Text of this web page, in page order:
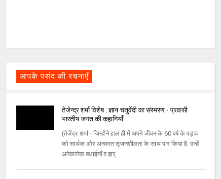
आपके पसंद की रचनाएँ
तेजेन्द्र शर्मा विशेष : ज्ञान चतुर्वेदी का संस्मरण - प्रवासी
भारतीय जगत की कहानियाँ
(तेजेंद्र शर्मा - जिन्होंने हाल ही में अपने जीवन के 60 वर्ष के पड़ाव
को सार्थक और अनवरत सृजनशीलता के साथ पार किया है. उन्हें
अनेकानेक बधाईयाँ व हार्...